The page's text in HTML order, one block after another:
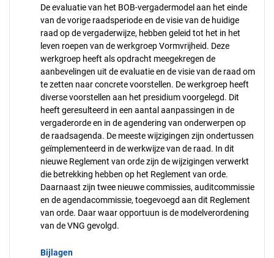
De evaluatie van het BOB-vergadermodel aan het einde
van de vorige raadsperiode en de visie van de huidige
raad op de vergaderwijze, hebben geleid tot het in het
leven roepen van de werkgroep Vormvrijheid. Deze
werkgroep heeft als opdracht meegekregen de
aanbevelingen uit de evaluatie en de visie van de raad om
te zetten naar concrete voorstellen. De werkgroep heeft
diverse voorstellen aan het presidium voorgelegd. Dit
heeft geresulteerd in een aantal aanpassingen in de
vergaderorde en in de agendering van onderwerpen op
de raadsagenda. De meeste wijzigingen zijn ondertussen
geïmplementeerd in de werkwijze van de raad. In dit
nieuwe Reglement van orde zijn de wijzigingen verwerkt
die betrekking hebben op het Reglement van orde.
Daarnaast zijn twee nieuwe commissies, auditcommissie
en de agendacommissie, toegevoegd aan dit Reglement
van orde. Daar waar opportuun is de modelverordening
van de VNG gevolgd.
Bijlagen